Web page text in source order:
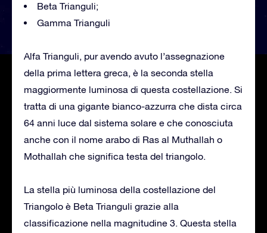
Beta Trianguli;
Gamma Trianguli
Alfa Trianguli, pur avendo avuto l’assegnazione
della prima lettera greca, è la seconda stella
maggiormente luminosa di questa costellazione. Si
tratta di una gigante bianco-azzurra che dista circa
64 anni luce dal sistema solare e che conosciuta
anche con il nome arabo di Ras al Muthallah o
Mothallah che significa testa del triangolo.
La stella più luminosa della costellazione del
Triangolo è Beta Trianguli grazie alla
classificazione nella magnitudine 3. Questa stella